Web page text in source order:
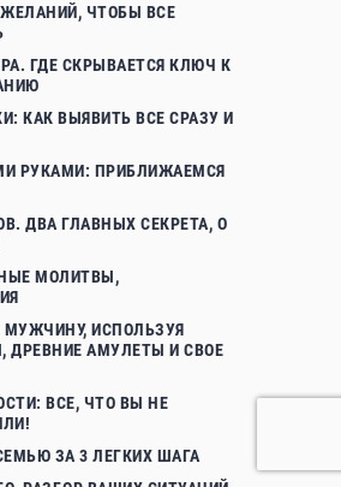
ЧТОБЫ ВСЕ
ГДЕ СКРЫВАЕТСЯ КЛЮЧ К
КАК ВЫЯВИТЬ ВСЕ СРАЗУ И
РУКАМИ: ПРИБЛИЖАЕМСЯ
ДВА ГЛАВНЫХ СЕКРЕТА, О
МОЛИТВЫ,
МУЖЧИНУ, ИСПОЛЬЗУЯ
ДРЕВНИЕ АМУЛЕТЫ И СВОЕ
ВСЕ, ЧТО ВЫ НЕ
ЗА 3 ЛЕГКИХ ШАГА